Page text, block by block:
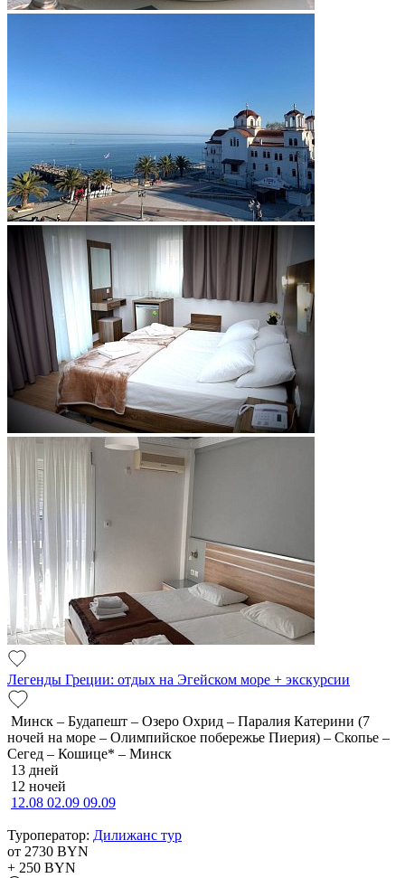
Легенды Греции: отдых на Эгейском море + экскурсии
Минск – Будапешт – Озеро Охрид – Паралия Катерини (7
ночей на море – Олимпийское побережье Пиерия) – Скопье –
Сегед – Кошице* – Минск
13 дней
12 ночей
12.08 02.09 09.09
Туроператор: Дилижанс тур
от 2730 BYN
+ 250 BYN